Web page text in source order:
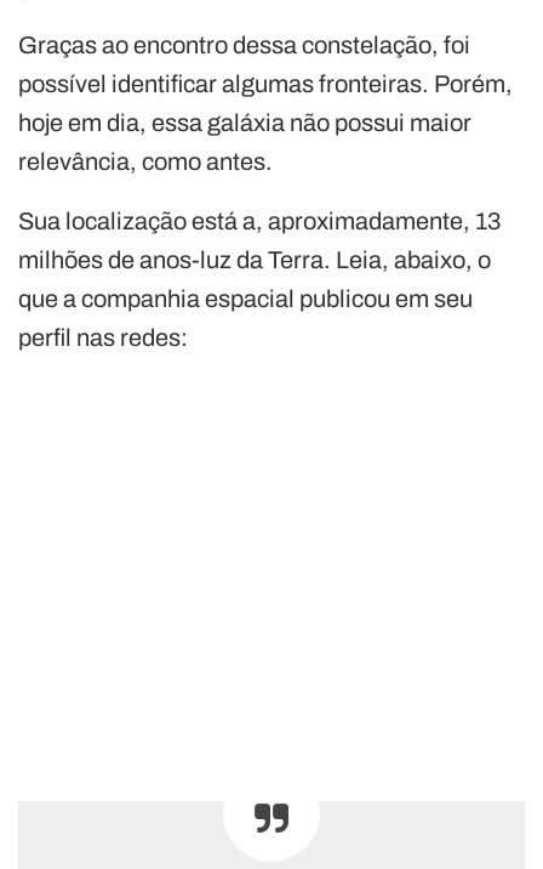
Graças ao encontro dessa constelação, foi
possível identificar algumas fronteiras. Porém,
hoje em dia, essa galáxia não possui maior
relevância, como antes.
Sua localização está a, aproximadamente, 13
milhões de anos-luz da Terra. Leia, abaixo, o
que a companhia espacial publicou em seu
perfil nas redes: